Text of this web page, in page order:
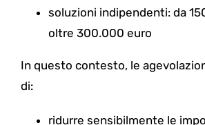
soluzioni indipendenti: da
oltre 300.000 euro
In questo contesto, le
di:
ridurre sensibilmente le